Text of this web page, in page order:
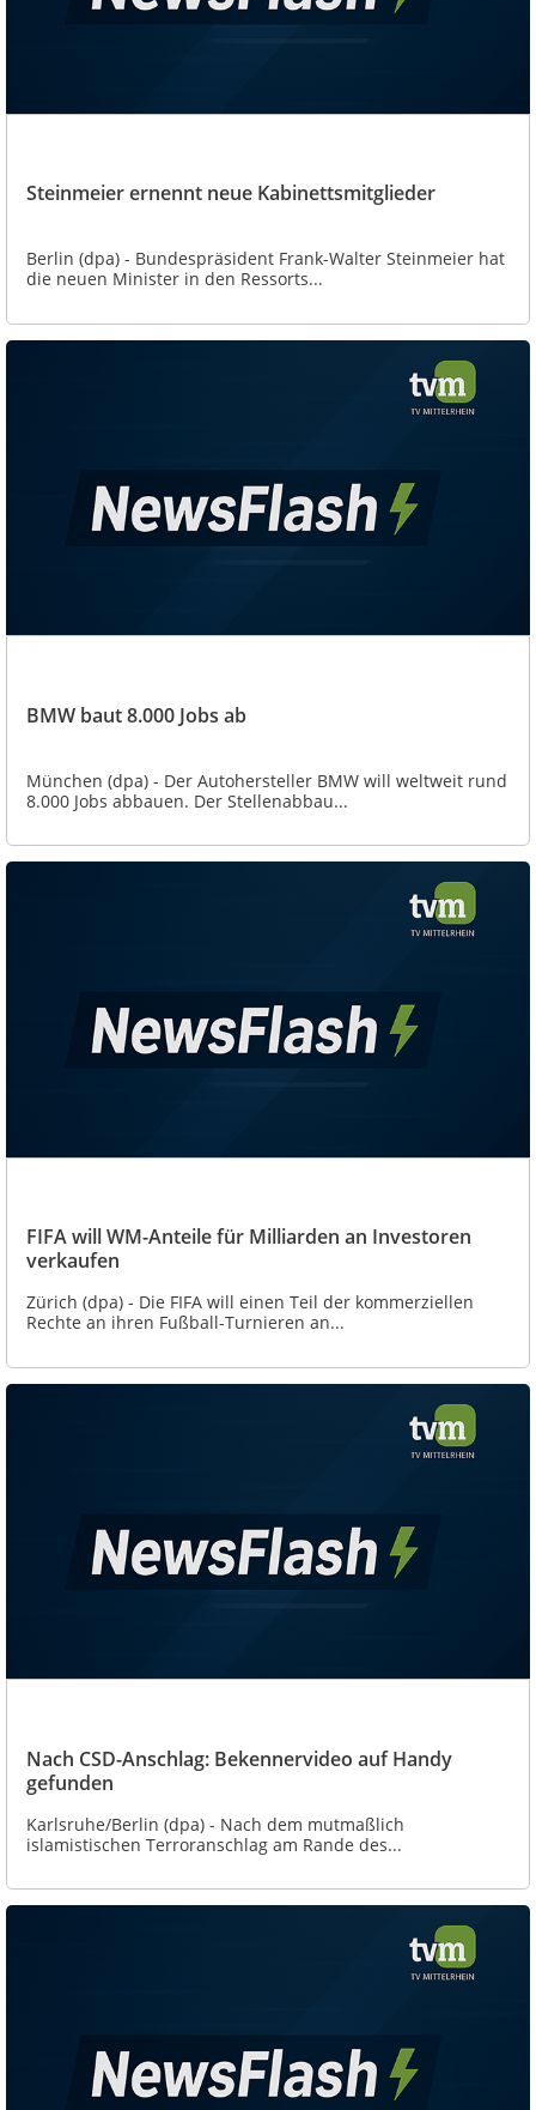
Steinmeier ernennt neue Kabinettsmitglieder
Berlin (dpa) - Bundespräsident Frank-Walter Steinmeier hat
die neuen Minister in den Ressorts...
BMW baut 8.000 Jobs ab
München (dpa) - Der Autohersteller BMW will weltweit rund
8.000 Jobs abbauen. Der Stellenabbau...
FIFA will WM-Anteile für Milliarden an Investoren
verkaufen
Zürich (dpa) - Die FIFA will einen Teil der kommerziellen
Rechte an ihren Fußball-Turnieren an...
Nach CSD-Anschlag: Bekennervideo auf Handy
gefunden
Karlsruhe/Berlin (dpa) - Nach dem mutmaßlich
islamistischen Terroranschlag am Rande des...